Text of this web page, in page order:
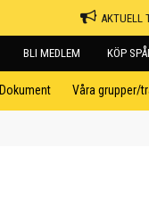
AKTUELL
BLI MEDLEM KÖP
Dokument Våra grupper/